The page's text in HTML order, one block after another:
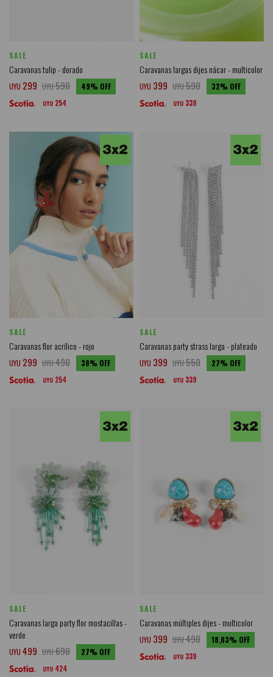
SALE
Caravanas tulip - dorado
UYU 299 UYU590 49
UYU 254
SALE
Caravanas largas dijes nácar - multicolor
UYU 399 UYU590 32
UYU 339
SALE
Caravanas flor acrílico - rojo
UYU 299 UYU490 38
UYU 254
SALE
Caravanas party strass larga - plateado
UYU 399 UYU550 27
UYU 339
SALE
Caravanas larga party flor mostacillas -
verde
UYU 499 UYU690 27
UYU 424
SALE
Caravanas múltiples dijes - multicolor
UYU 399 UYU490 18,03
UYU 339